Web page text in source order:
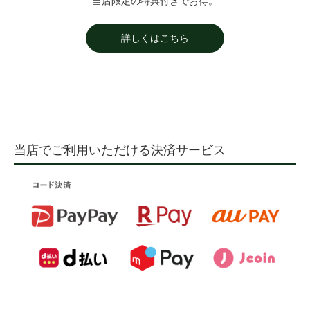
詳しくはこちら
当店でご利用いただける決済サービス